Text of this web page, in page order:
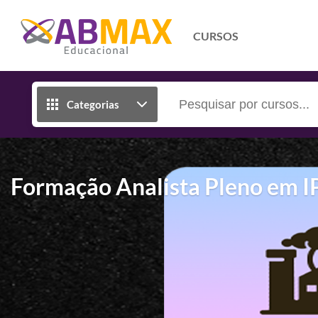
CURSOS
Categorias
Formação Analista Pleno em